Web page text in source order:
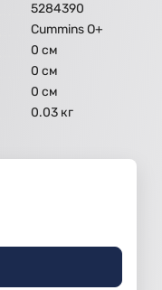
5284390
Cummins O+
0 см
0 см
0 см
0.03 кг